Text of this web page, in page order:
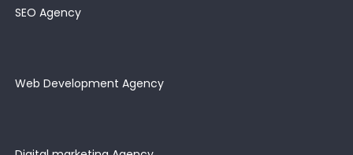
SEO Agency
Web Development Agency